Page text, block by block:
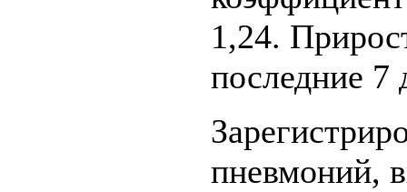
1,24.
последние 7
пневмоний,